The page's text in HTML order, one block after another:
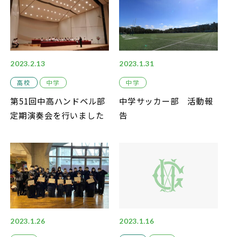
中学説明会 高校説明会
閉じる
2023.2.13
高校 中学
第51回中高ハンドベル部
定期演奏会を行いました
2023.1.31
中学
中学サッカー部 活動報
告
2023.1.26 2023.1.16